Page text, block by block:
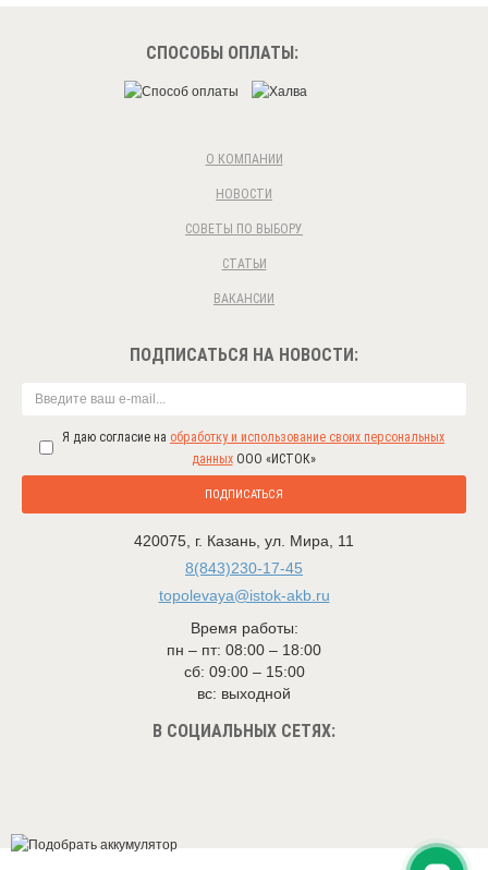
СПОСОБЫ ОПЛАТЫ:
О КОМПАНИИ
НОВОСТИ
СОВЕТЫ ПО ВЫБОРУ
СТАТЬИ
ВАКАНСИИ
ПОДПИСАТЬСЯ НА НОВОСТИ:
Я даю согласие на обработку и использование своих персональных
данныхООО «ИСТОК»
ПОДПИСАТЬСЯ
420075 г. Казань ул. Мира, 11
8(843)230-17-45
topolevaya@istok-akb.ru
Время работы:
пн – пт: 08:00 – 18:00
сб: 09:00 – 15:00
вс: выходной
В СОЦИАЛЬНЫХ СЕТЯХ: